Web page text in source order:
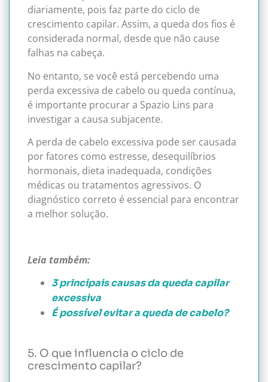
diariamente, pois faz parte do ciclo de
crescimento capilar. Assim, a queda dos fios é
considerada normal, desde que não cause
falhas na cabeça.
No entanto, se você está percebendo uma
perda excessiva de cabelo ou queda contínua,
é importante procurar a Spazio Lins para
investigar a causa subjacente.
A perda de cabelo excessiva pode ser causada
por fatores como estresse, desequilíbrios
hormonais, dieta inadequada, condições
médicas ou tratamentos agressivos. O
diagnóstico correto é essencial para encontrar
a melhor solução.
Leia também:
3 principais causas da queda capilar
excessiva
É possível evitar a queda de cabelo?
5. O que influencia o ciclo de
crescimento capilar?